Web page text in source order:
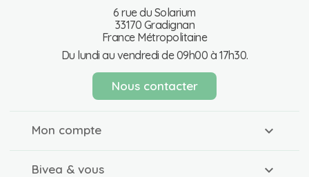
6 rue du Solarium
33170 Gradignan
France Métropolitaine
Du lundi au vendredi de 09h00 à 17h30.
Nous contacter
Mon compte
Bivea & vous